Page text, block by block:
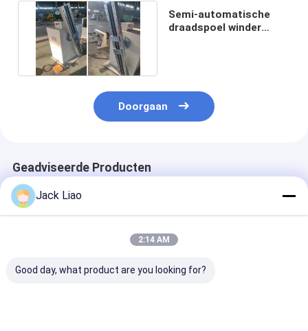
Semi-automatische
draadspoel winder
Doorgaan
Geadviseerde Producten
Jack Liao
2:14 AM
Good day, what product are you looking for?